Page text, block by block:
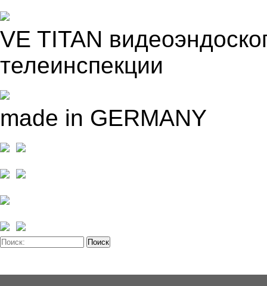
VE TITAN
телеинспекции
made in GERMANY